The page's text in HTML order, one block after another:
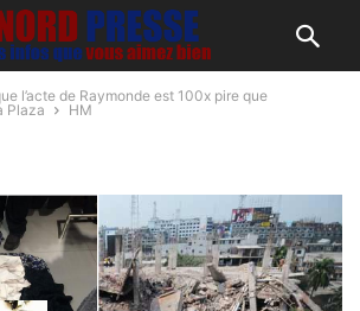
l’acte de Raymonde est 100x pire que
Plaza
HM